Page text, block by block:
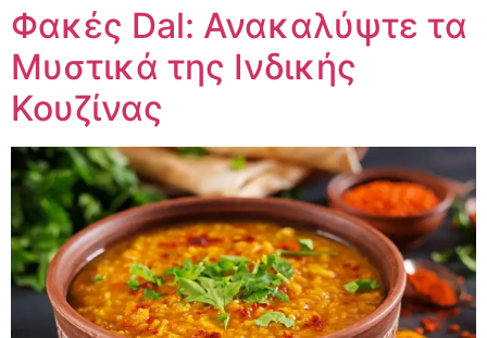
Φακές Dal: Ανακαλύψτε τα
Μυστικά της Ινδικής
Κουζίνας